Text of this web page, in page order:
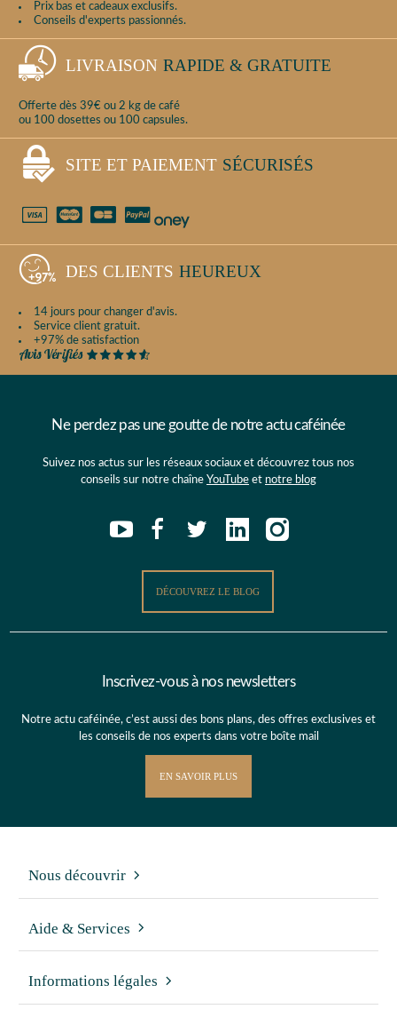
Prix bas et cadeaux exclusifs.
Conseils d'experts passionnés.
LIVRAISON RAPIDE & GRATUITE
Offerte dès 39€ ou 2 kg de café
ou 100 dosettes ou 100 capsules.
SITE ET PAIEMENT SÉCURISÉS
DES CLIENTS HEUREUX
14 jours pour changer d'avis.
Service client gratuit.
+97% de satisfaction
Ne perdez pas une goutte de notre actu caféinée
Suivez nos actus sur les réseaux sociaux et découvrez tous nos
conseils sur notre chaîne YouTube et notre blog
DÉCOUVREZ LE BLOG
Inscrivez-vous à nos newsletters
Notre actu caféinée, c’est aussi des bons plans, des offres exclusives et
les conseils de nos experts dans votre boîte mail
EN SAVOIR PLUS
Nous découvrir
Aide & Services
Informations légales